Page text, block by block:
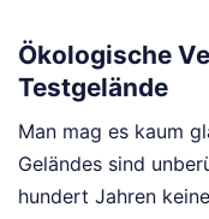
Ökologische
Testgelände
Man mag es kaum
Geländes sind
hundert Jahren